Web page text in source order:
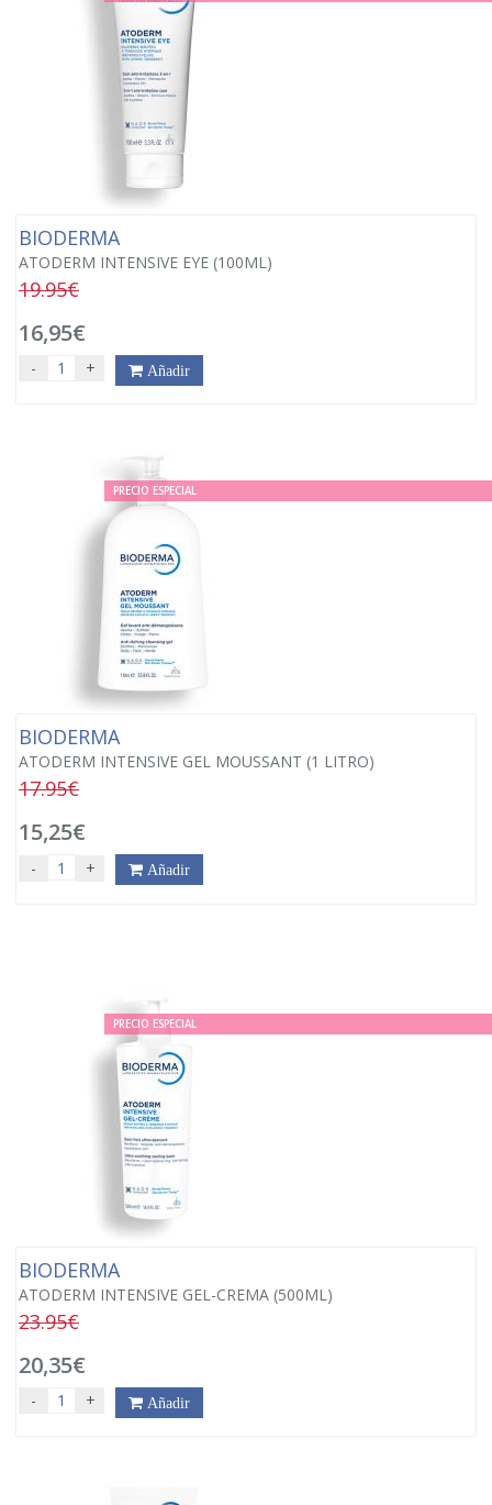
BIODERMA
ATODERM INTENSIVE EYE (100ML)
19.95€
16,95€
- + Añadir
PRECIO ESPECIAL
BIODERMA
ATODERM INTENSIVE GEL MOUSSANT (1 LITRO)
17.95€
15,25€
- + Añadir
PRECIO ESPECIAL
BIODERMA
ATODERM INTENSIVE GEL-CREMA (500ML)
23.95€
20,35€
- + Añadir